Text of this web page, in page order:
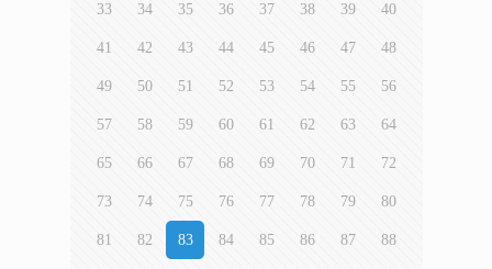
33 34 35 36 37 38 39 40
41 42 43 44 45 46 47 48
49 50 51 52 53 54 55 56
57 58 59 60 61 62 63 64
65 66 67 68 69 70 71 72
73 74 75 76 77 78 79 80
81 82 83 84 85 86 87 88